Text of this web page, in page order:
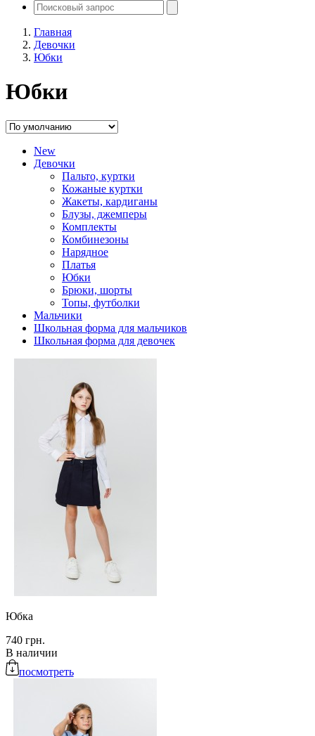
Главная
Девочки
Юбки
Юбки
New
Девочки
Пальто, куртки
Кожаные куртки
Жакеты, кардиганы
Блузы, джемперы
Комплекты
Комбинезоны
Нарядное
Платья
Юбки
Брюки, шорты
Топы, футболки
Мальчики
Школьная форма для мальчиков
Школьная форма для девочек
Юбка
740 грн.
В наличии
посмотреть